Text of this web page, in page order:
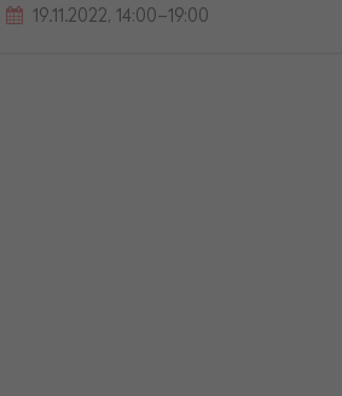
19.11.2022, 14:00–19:00